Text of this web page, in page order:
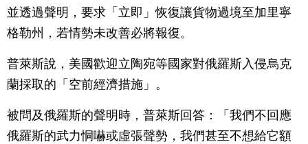
並透過聲明，要求「立即」恢復讓貨物過境至加里寧
格勒州，若情勢未改善必將報復。
普萊斯說，美國歡迎立陶宛等國家對俄羅斯入侵烏克
蘭採取的「空前經濟措施」。
被問及俄羅斯的聲明時，普萊斯回答：「我們不回應
俄羅斯的武力恫嚇或虛張聲勢，我們甚至不想給它額